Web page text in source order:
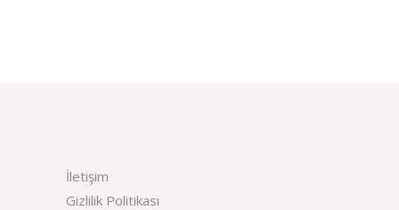
İletişim
Gizlilik Politikası